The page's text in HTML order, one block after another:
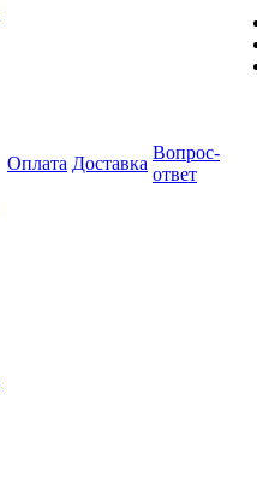
Оплата Доставка
Вопрос-
ответ